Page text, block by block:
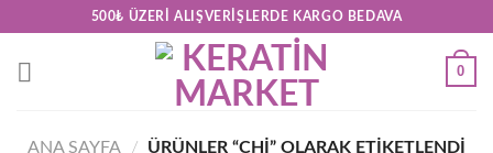
content
500₺ ÜZERI ALIŞVERIŞLERDE KARGO BEDAVA
0
ANA SAYFA / ÜRÜNLER “CHI” OLARAK ETIKETLENDI